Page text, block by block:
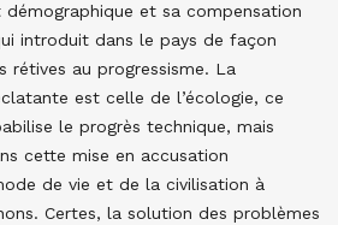
démographique et sa compensation
introduit dans le pays de façon
rétives au progressisme. La
est celle de l’écologie, ce
le progrès technique, mais
cette mise en accusation
de vie et de la civilisation à
Certes, la solution des problèmes